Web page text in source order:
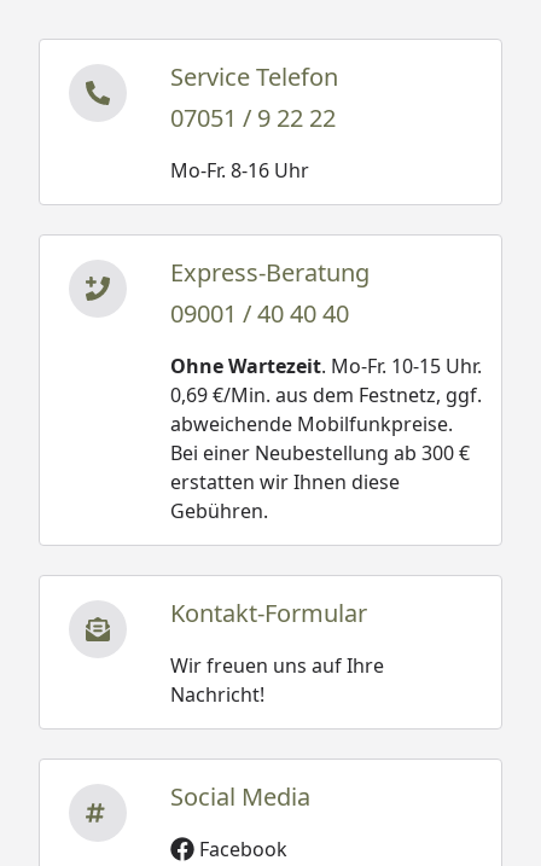
Service Telefon
07051 / 9 22 22
Mo-Fr. 8-16 Uhr
Express-Beratung
09001 / 40 40 40
Ohne Wartezeit. Mo-Fr. 10-15 Uhr.
0,69 €/Min. aus dem Festnetz, ggf.
abweichende Mobilfunkpreise.
Bei einer Neubestellung ab 300 €
erstatten wir Ihnen diese
Gebühren.
Kontakt-Formular
Wir freuen uns auf Ihre
Nachricht!
Social Media
Facebook